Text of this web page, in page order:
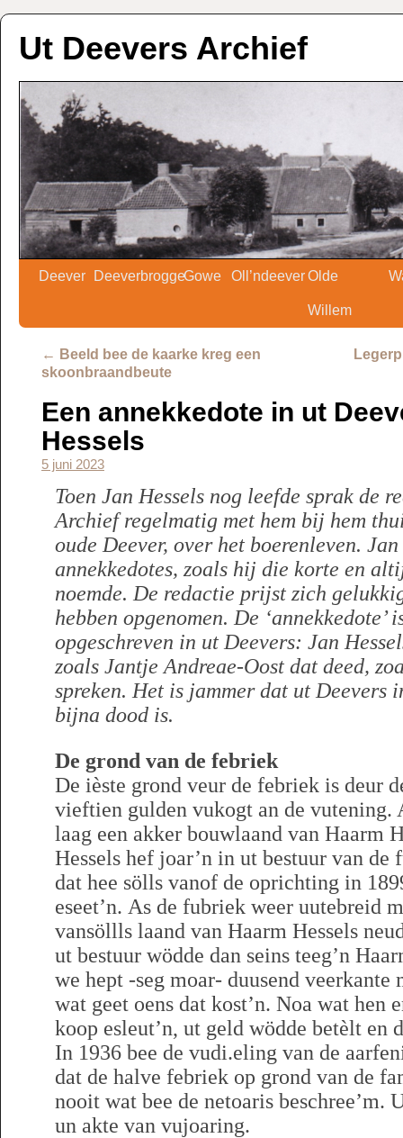
Ut Deevers Archief
Deever DeeverbroggeGowe Oll’ndeeverOlde
Willem
← Beeld bee de kaarke kreg een
skoonbraandbeute
Een annekkedote in ut
Hessels
5 juni 2023
Toen Jan Hessels nog leefde sprak de
Archief regelmatig met hem bij hem
oude Deever, over het boerenleven.
annekkedotes, zoals hij die korte en
noemde. De redactie prijst zich
hebben opgenomen. De ‘annekkedote’
opgeschreven in ut Deevers: Jan
zoals Jantje Andreae-Oost dat deed,
spreken. Het is jammer dat ut Deevers
bijna dood is.
De grond van de febriek
De ièste grond veur de febriek is deur
vieftien gulden vukogt an de vutening.
laag een akker bouwlaand van Haarm
Hessels hef joar’n in ut bestuur van
dat hee sölls vanof de oprichting in
eseet’n. As de fubriek weer uutebreid
vansöllls laand van Haarm Hessels
ut bestuur wödde dan seins teeg’n
we hept -seg moar- duusend veerkante
wat geet oens dat kost’n. Noa wat hen
koop esleut’n, ut geld wödde betèlt en
In 1936 bee de vudi.eling van de
dat de halve febriek op grond van de
nooit wat bee de netoaris beschree’m.
un akte van vujoaring.